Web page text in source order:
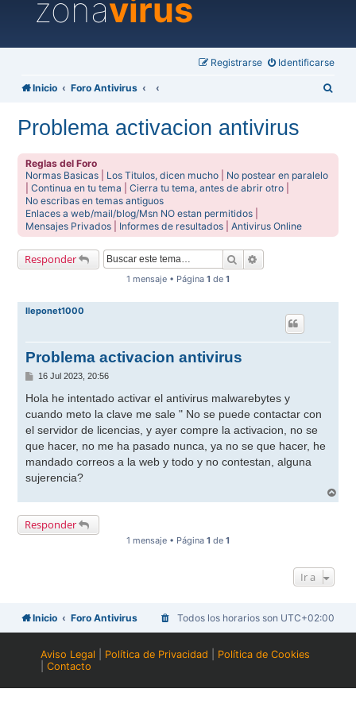
zonavirus
Identificarse
Registrarse
Inicio Foro Antivirus
Problema activacion antivirus
Reglas del Foro
Normas Basicas
Los Titulos, dicen mucho
No postear en paralelo
|Continua en tu tema |Cierra tu tema, antes de abrir otro
No escribas en temas antiguos
Enlaces a web/mail/blog/Msn NO estan permitidos
Mensajes Privados
Informes de resultados |Antivirus Online
Responder Buscar
1 mensaje • Página 1 de 1
lleponet1000
Problema activacion antivirus
M
n
a
e
16 Jul 2023, 20:56
Hola he intentado activar el antivirus malwarebytes y
cuando meto la clave me sale " No se puede contactar con
el servidor de licencias, y ayer compre la activacion, no se
que hacer, no me ha pasado nunca, ya no se que hacer, he
mandado correos a la web y todo y no contestan, alguna
sujerencia?
r
Responder
1 mensaje • Página 1 de 1
Ir a
Inicio Foro Antivirus Todos los horarios son UTC+02:00
Aviso Legal Política de Privacidad
Política de Cookies
|Contacto